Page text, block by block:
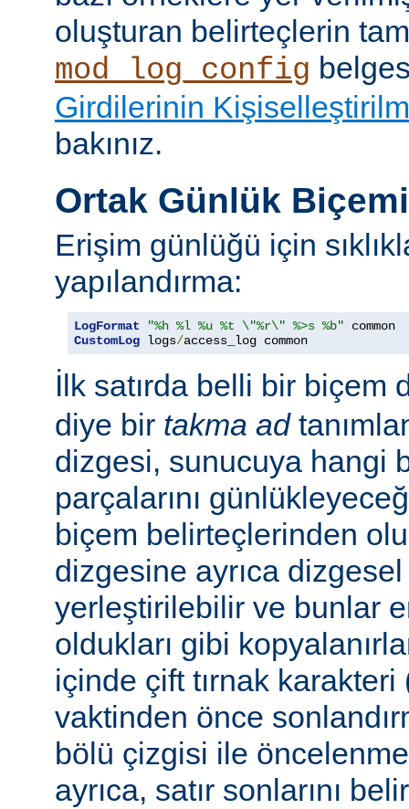
oluşturan belirteçlerin
mod_log_config
Girdilerinin
bakınız.
Ortak Günlük
Erişim günlüğü için
yapılandırma:
LogFormat "%h %l %u %t \"%r\" %>s %b"
CustomLog logs/access_log common
İlk satırda belli bir biçem
diye bir takma ad
dizgesi, sunucuya hangi
parçalarını
biçem belirteçlerinden
dizgesine ayrıca
yerleştirilebilir ve bunlar
oldukları gibi
içinde çift tırnak
vaktinden önce
bölü çizgisi ile
ayrıca, satır sonlarını